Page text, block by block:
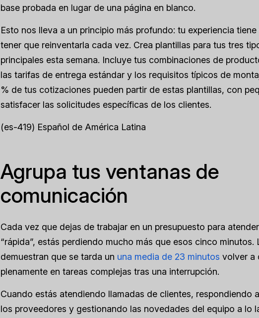
base probada en lugar de una página en blanco.
Esto nos lleva a un principio más profundo: tu experiencia
tener que reinventarla cada vez. Crea plantillas para tus tres
principales esta semana. Incluye tus combinaciones de
las tarifas de entrega estándar y los requisitos típicos de
% de tus cotizaciones pueden partir de estas plantillas, con
satisfacer las solicitudes específicas de los clientes.
(es-419) Español de América Latina
Agrupa tus ventanas de
comunicación
Cada vez que dejas de trabajar en un presupuesto para
“rápida”, estás perdiendo mucho más que esos cinco minutos.
demuestran que se tarda un una media de 23 minutos volver a
plenamente en tareas complejas tras una interrupción.
Cuando estás atendiendo llamadas de clientes, respondiendo
los proveedores y gestionando las novedades del equipo a lo